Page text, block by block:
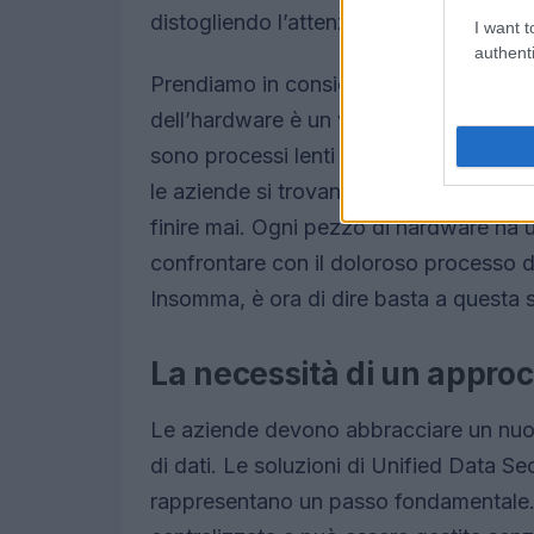
I want
distogliendo l’attenzione da ciò che
Prendiamo in considerazione i punti
dell’hardware è un vero e proprio
sono processi lenti e costosi. Ogni
le aziende si trovano a dover gestire
finire mai. Ogni pezzo di hardware ha
confrontare con il doloroso processo
Insomma, è ora di dire basta a questa
La necessità di un
Le aziende devono abbracciare un
di dati. Le soluzioni di Unified Data
rappresentano un passo